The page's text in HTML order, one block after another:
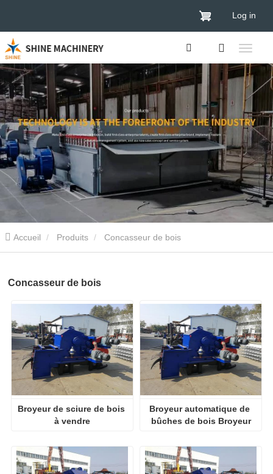
Log in
Accueil Produits Concasseur de bois
Concasseur de bois
Broyeur de sciure de bois
à vendre
Broyeur automatique de
bûches de bois Broyeur